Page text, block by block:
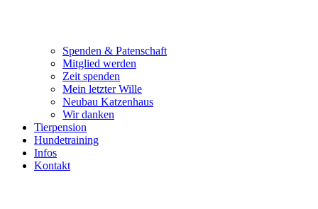
Spenden & Patenschaft
Mitglied werden
Zeit spenden
Mein letzter Wille
Neubau Katzenhaus
Wir danken
Tierpension
Hundetraining
Infos
Kontakt